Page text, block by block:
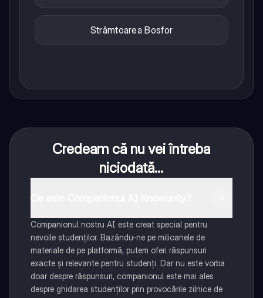
Strâmtoarea Bosfor
Credeam că nu vei întreba
niciodată...
Companionul nostru AI este creat special pentru
nevoile studenților. Bazându-ne pe milioanele de
materiale de pe platformă, putem oferi răspunsuri
exacte și relevante pentru studenți. Dar nu este vorba
doar despre răspunsuri, companionul este mai ales
despre ghidarea studenților prin provocările zilnice de